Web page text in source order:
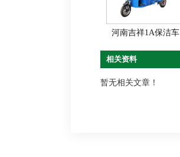
河南吉祥1A保洁车
相关资料
暂无相关文章！